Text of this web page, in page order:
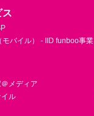
ス
バイル） - IID funboo事業
メディア
ル